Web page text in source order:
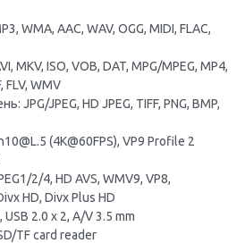
WMA, AAC, WAV, OGG, MIDI, FLAC,
MKV, ISO, VOB, DAT, MPG/MPEG, MP4,
FLV, WMV
JPG/JPEG, HD JPEG, TIFF, PNG, BMP,
(4K@60FPS), VP9 Profile 2
2/4, HD AVS, WMV9, VP8,
HD, Divx Plus HD
2.0 x 2, A/V 3.5 mm
TF card reader